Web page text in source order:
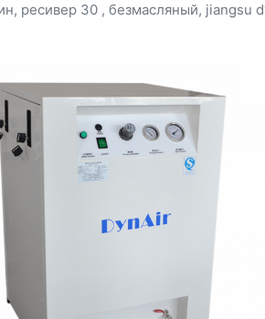
ресивер 30 , безмасляный, jiangsu